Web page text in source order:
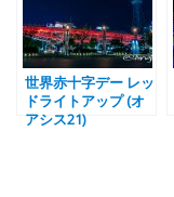
世界赤十字デー レッ
ドライトアップ (オ
アシス21)